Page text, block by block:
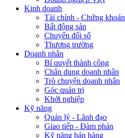
Kinh doanh
Tài chính - Chứng khoán
Bất động sản
Chuyển đổi số
Thương trường
Doanh nhân
Bí quyết thành công
Chân dung doanh nhân
Trò chuyện doanh nhân
Góc quản trị
Khởi nghiệp
Kỹ năng
Quản lý - Lãnh đạo
Giao tiếp - Đàm phán
Kỹ năng bán hàng